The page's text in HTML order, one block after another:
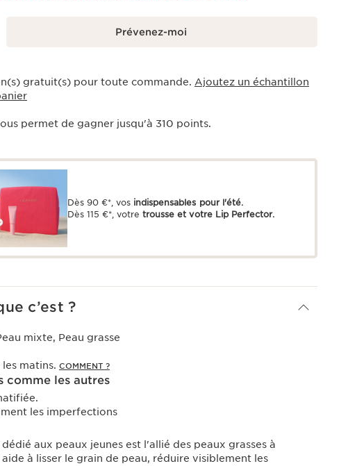
Prévenez-moi
gratuit(s) pour toute commande. Ajoutez un échantillon
permet de gagner jusqu'à 310 points.
Dès 90 €*, vos indispensables pour l'été.
Dès 115 €*, votre trousse et votre Lip Perfector.
c’est ?
mixte, Peau grasse
les matins. COMMENT ?
comme les autres
les imperfections
aux peaux jeunes est l'allié des peaux grasses à
à lisser le grain de peau, réduire visiblement les